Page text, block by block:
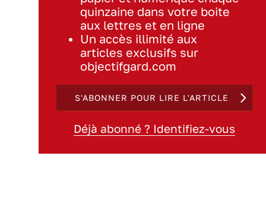
quinzaine dans votre boite
aux lettres et en ligne
Un accès illimité aux
articles exclusifs sur
objectifgard.com
S'ABONNER POUR LIRE L'ARTICLE
Déjà abonné ? Identifiez-vous